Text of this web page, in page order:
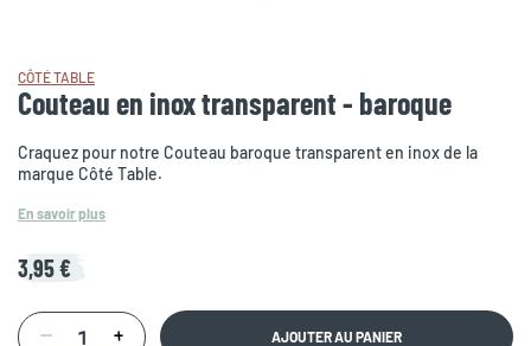
CÔTÉ TABLE
Couteau en inox transparent - baroque
Craquez pour notre Couteau baroque transparent en inox de la
marque Côté Table.
En savoir plus
3,95 €
AJOUTER AU PANIER